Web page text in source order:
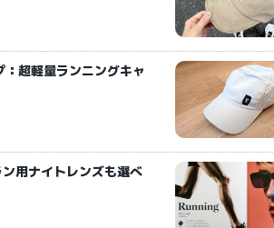
：超軽量ランニングキャ
用ナイトレンズも選べ